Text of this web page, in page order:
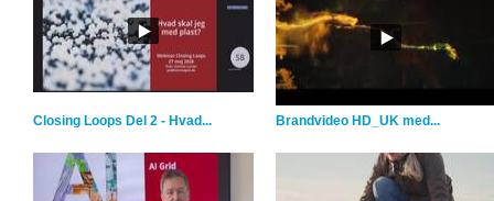
Closing Loops Del 2 - Hvad... Brandvideo HD_UK med...